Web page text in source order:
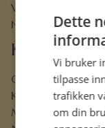
Vårt ansvar
Nettbibel
Ofte stilte
Kontaktskjema
Min konto
Dette
Vi bruker
tilpasse
trafikken
om din